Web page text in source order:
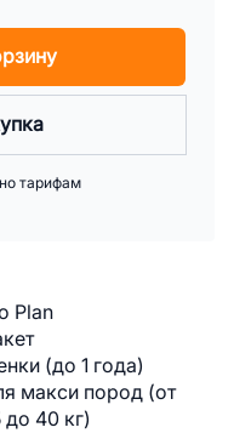
Plan
(до 1 года)
макси пород (от
до 40 кг)
тарифам